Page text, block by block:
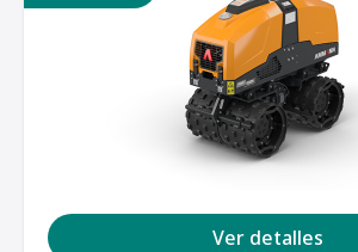
Ver detalles